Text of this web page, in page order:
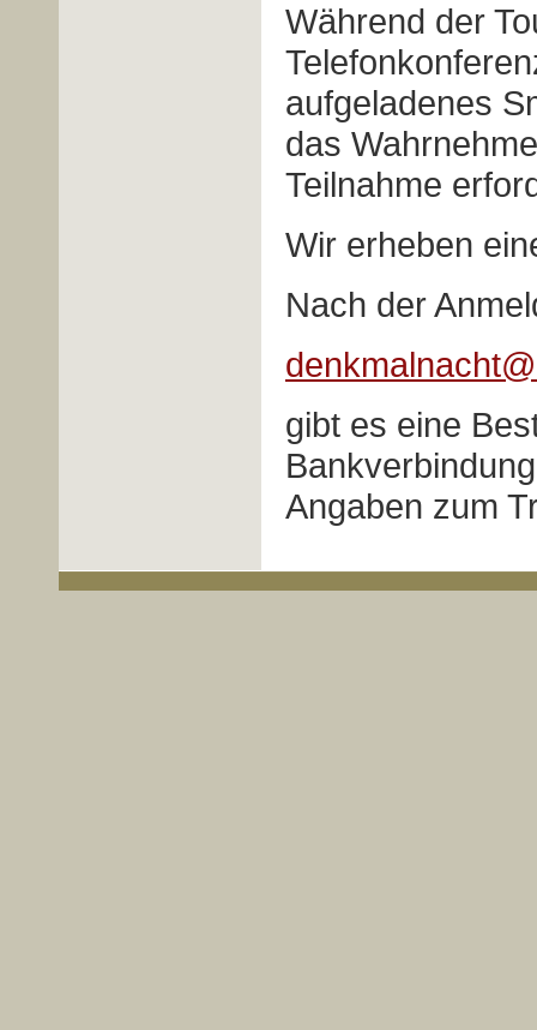
Während der
aufgeladenes
das
Teilnahme
Wir erheben
Nach der
gibt es eine
Angaben zum